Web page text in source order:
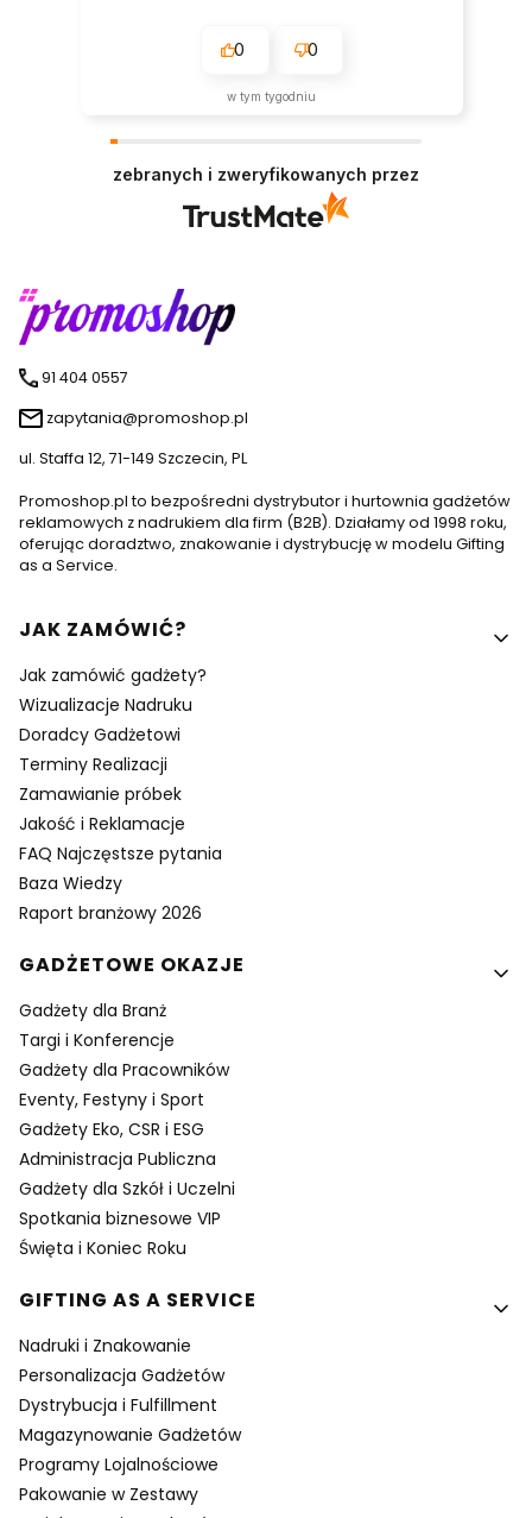
0 0
w tym tygodniu
zebranych i zweryfikowanych przez
91 404 0557
zapytania@promoshop.pl
ul. Staffa 12, 71-149 Szczecin, PL
Promoshop.pl to bezpośredni dystrybutor i hurtownia gadżetów
reklamowych z nadrukiem dla firm (B2B). Działamy od 1998 roku,
oferując doradztwo, znakowanie i dystrybucję w modelu Gifting
as a Service.
Linki w stopce
JAK ZAMÓWIĆ?
Jak zamówić gadżety?
Wizualizacje Nadruku
Doradcy Gadżetowi
Terminy Realizacji
Zamawianie próbek
Jakość i Reklamacje
FAQ Najczęstsze pytania
Baza Wiedzy
Raport branżowy 2026
GADŻETOWE OKAZJE
Gadżety dla Branż
Targi i Konferencje
Gadżety dla Pracowników
Eventy, Festyny i Sport
Gadżety Eko, CSR i ESG
Administracja Publiczna
Gadżety dla Szkół i Uczelni
Spotkania biznesowe VIP
Święta i Koniec Roku
GIFTING AS A SERVICE
Nadruki i Znakowanie
Personalizacja Gadżetów
Dystrybucja i Fulfillment
Magazynowanie Gadżetów
Programy Lojalnościowe
Pakowanie w Zestawy